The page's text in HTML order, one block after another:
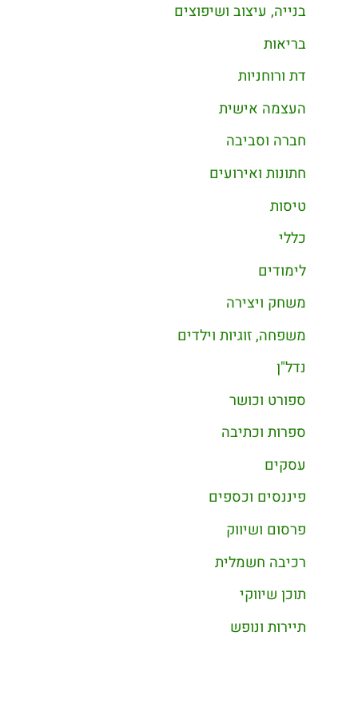
בנייה, עיצוב ושיפוצים
בריאות
דת ורוחניות
העצמה אישית
חברה וסביבה
חתונות ואירועים
טיסות
כללי
לימודים
משחק ויצירה
משפחה, זוגיות וילדים
נדל"ן
ספורט וכושר
ספרות וכתיבה
עסקים
פיננסים וכספים
פרסום ושיווק
רכיבה חשמלית
תוכן שיווקי
תיירות ונופש